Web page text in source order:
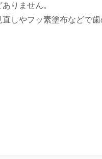
りません。
しやフッ素塗布などで歯